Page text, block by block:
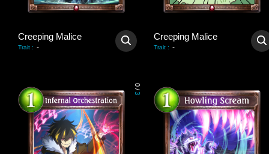
Creeping Malice
Trait : -
Creeping Malice
Trait : -
0
/
3